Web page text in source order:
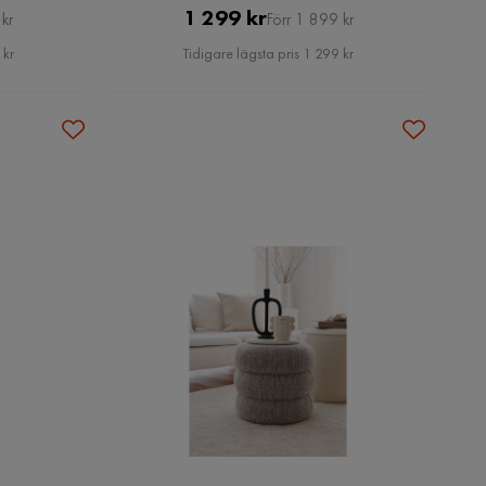
Pris
1 299 krOriginal
Pris
Förr 1 899 kr
Tidigare lägsta pris 1 299 kr